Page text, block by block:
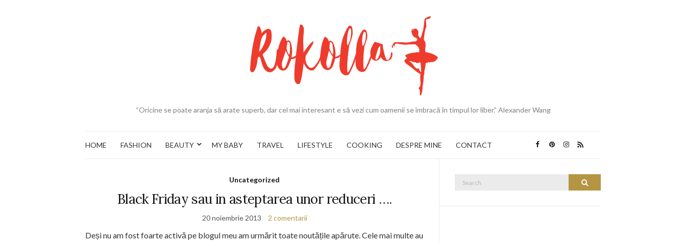
“Oricine se poate aranja să arate superb, dar cel mai interesant e să vezi cum oamenii se îmbracă în timpul lor liber.” Alexander Wang
HOME FASHION BEAUTY MY BABY TRAVEL LIFESTYLE COOKING DESPRE MINE CONTACT
Uncategorized
Black Friday sau in asteptarea unor reduceri ….
20 noiembrie 2013 2 comentarii
Deși nu am fost foarte activă pe blogul meu am urmărit toate noutățile apărute. Cele mai multe au
Search